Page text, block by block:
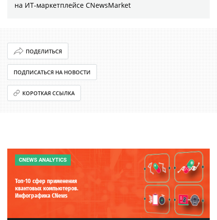
на ИТ-маркетплейсе CNewsMarket
ПОДЕЛИТЬСЯ
ПОДПИСАТЬСЯ НА НОВОСТИ
КОРОТКАЯ ССЫЛКА
CNEWS ANALYTICS
Топ-10 сфер применения
квантовых компьютеров.
Инфографика CNews